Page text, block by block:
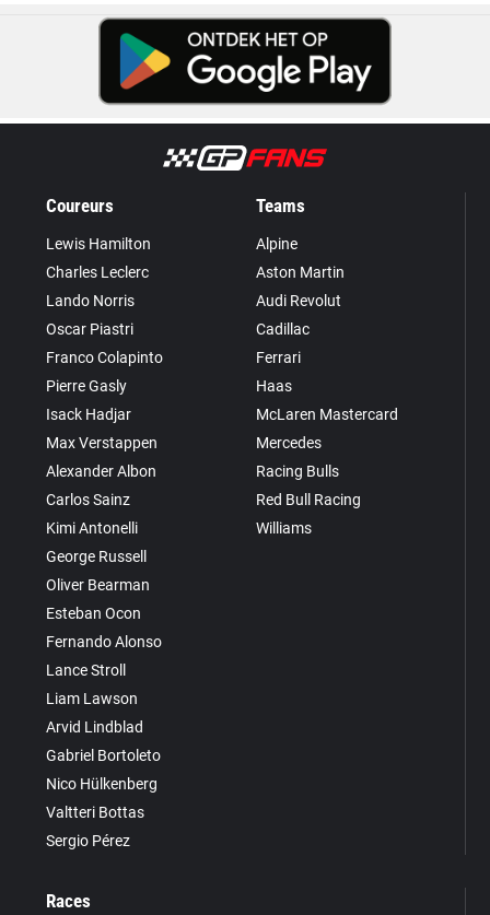
Coureurs
Lewis Hamilton
Charles Leclerc
Lando Norris
Oscar Piastri
Franco Colapinto
Pierre Gasly
Isack Hadjar
Max Verstappen
Alexander Albon
Carlos Sainz
Kimi Antonelli
George Russell
Oliver Bearman
Esteban Ocon
Fernando Alonso
Lance Stroll
Liam Lawson
Arvid Lindblad
Gabriel Bortoleto
Nico Hülkenberg
Valtteri Bottas
Sergio Pérez
Teams
Alpine
Aston Martin
Audi Revolut
Cadillac
Ferrari
Haas
McLaren Mastercard
Mercedes
Racing Bulls
Red Bull Racing
Williams
Races